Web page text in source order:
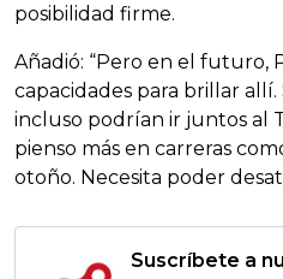
posibilidad firme.
Añadió: “Pero en el futuro,
capacidades para brillar
incluso podrían ir juntos al
pienso más en carreras
otoño. Necesita poder
Suscríbete a